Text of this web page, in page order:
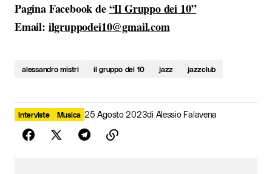
Pagina Facebook de“Il Gruppo dei 10”
Email: ilgruppodei10@gmail.com
alessandro mistri il gruppo dei 10 jazz jazzclub
Interviste Musica 25 Agosto 2023di Alessio Falavena